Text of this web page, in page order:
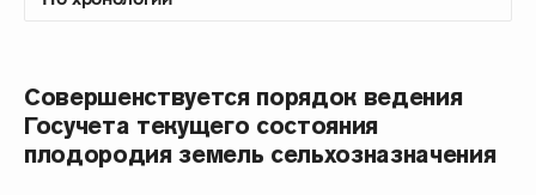
Совершенствуется порядок ведения
Госучета текущего состояния
плодородия земель сельхозназначения